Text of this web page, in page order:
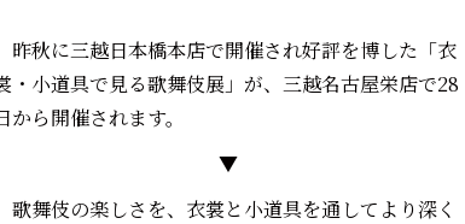
昨秋に三越日本橋本店で開催され好評を博した「衣
・小道具で見る歌舞伎展」が、三越名古屋栄店で28
から開催されます。
▼
歌舞伎の楽しさを、衣裳と小道具を通してより深く